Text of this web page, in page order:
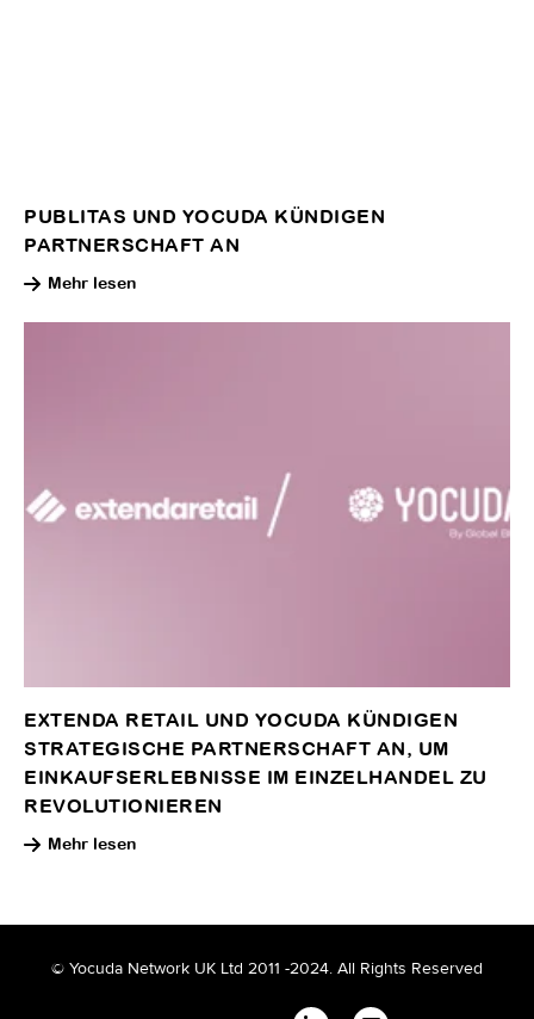
PUBLITAS UND YOCUDA KÜNDIGEN
PARTNERSCHAFT AN
Mehr lesen
EXTENDA RETAIL UND YOCUDA KÜNDIGEN
STRATEGISCHE PARTNERSCHAFT AN, UM
EINKAUFSERLEBNISSE IM EINZELHANDEL ZU
REVOLUTIONIEREN
Mehr lesen
© Yocuda Network UK Ltd 2011 -2024. All Rights Reserved